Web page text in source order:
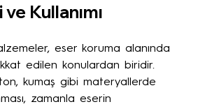
Kullanımı
eser koruma alanında
edilen konulardan biridir.
kumaş gibi materyallerde
zamanla eserin